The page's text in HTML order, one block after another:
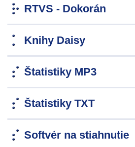
RTVS - Dokorán
Knihy Daisy
Štatistiky MP3
Štatistiky TXT
Softvér na stiahnutie